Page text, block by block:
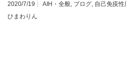
2020/7/19 AIH・全般, ブログ, 自己免疫性
ひまわりん